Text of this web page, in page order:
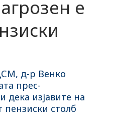
е
д-р Венко
прес-
дека изјавите на
столб